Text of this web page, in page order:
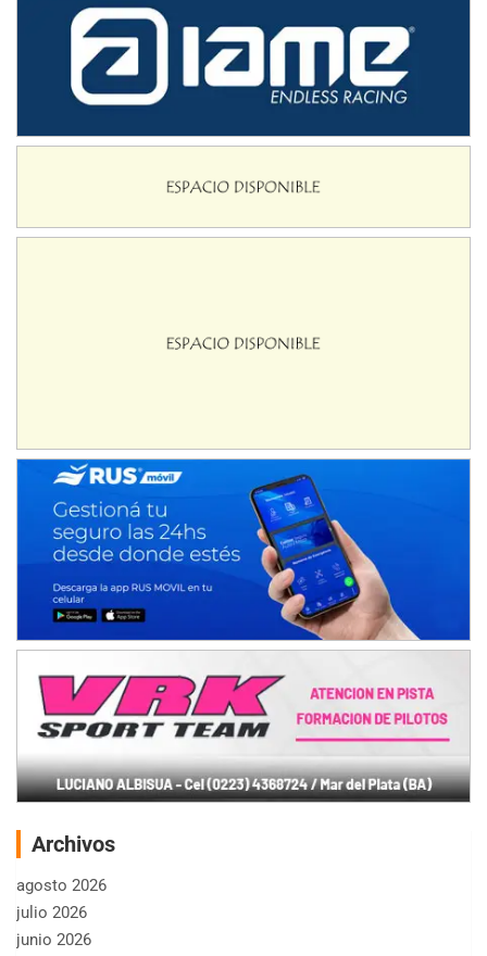
Archivos
agosto 2026
julio 2026
junio 2026